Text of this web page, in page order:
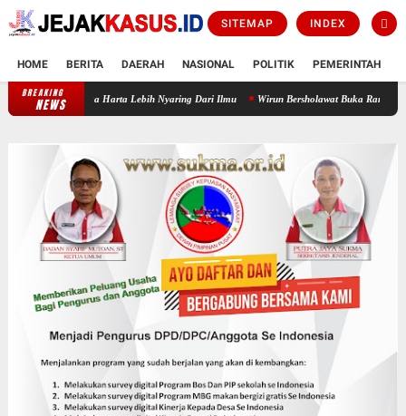
SITEMAP INDEX
HOME BERITA DAERAH NASIONAL POLITIK PEMERINTAH
BREAKING
NEWS
Ketika Harta Lebih Nyaring Dari Ilmu Wirun Bersholawat Buka Rangkaian HUT RI